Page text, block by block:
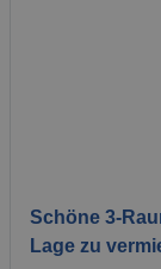
Schöne 3-
Lage zu